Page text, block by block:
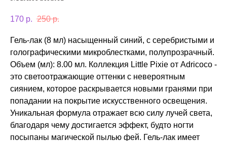
170 р. 250 р.
Гель-лак (8 мл) насыщенный синий, с серебристыми и
голографическими микроблестками, полупрозрачный.
Объем (мл): 8.00 мл. Коллекция Little Pixie от Adricoco -
это светоотражающие оттенки с невероятным
сиянием, которое раскрывается новыми гранями при
попадании на покрытие искусственного освещения.
Уникальная формула отражает всю силу лучей света,
благодаря чему достигается эффект, будто ногти
посыпаны магической пылью фей. Гель-лак имеет